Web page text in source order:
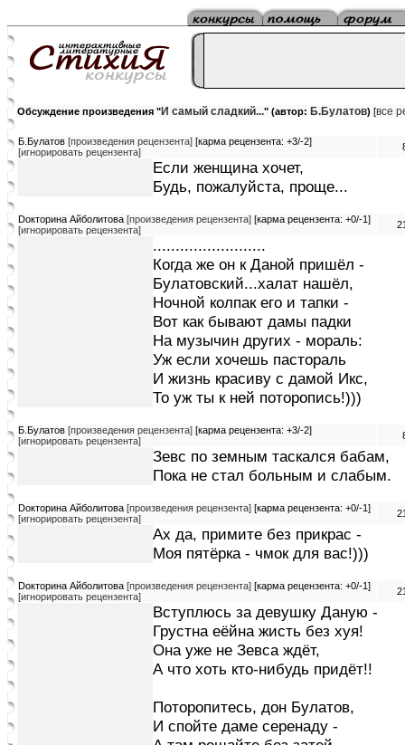
Обсуждение произведения "И самый сладкий..." (автор: Б.Булатов) [все
Б.Булатов [произведения рецензента] [карма рецензента: +3/-2]
[игнорировать рецензента]
Если женщина хочет,
Будь, пожалуйста, проще...
Dокторина Айболитова [произведения рецензента] [карма рецензента: +0/-1]
[игнорировать рецензента]
.........................
Когда же он к Даной пришёл -
Булатовский...халат нашёл,
Ночной колпак его и тапки -
Вот как бывают дамы падки
На музычин других - мораль:
Уж если хочешь пастораль
И жизнь красиву с дамой Икс,
То уж ты к ней поторопись!)))
Б.Булатов [произведения рецензента] [карма рецензента: +3/-2]
[игнорировать рецензента]
Зевс по земным таскался бабам,
Пока не стал больным и слабым.
Dокторина Айболитова [произведения рецензента] [карма рецензента: +0/-1]
[игнорировать рецензента]
Ах да, примите без прикрас -
Моя пятёрка - чмок для вас!)))
Dокторина Айболитова [произведения рецензента] [карма рецензента: +0/-1]
[игнорировать рецензента]
Вступлюсь за девушку Даную -
Грустна еёйна жисть без хуя!
Она уже не Зевса ждёт,
А что хоть кто-нибудь придёт!!
Поторопитесь, дон Булатов,
И спойте даме серенаду -